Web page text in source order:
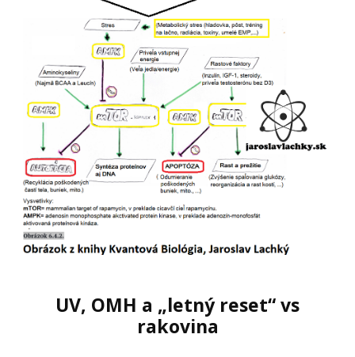
UV, OMH a „letný reset“ vs
rakovina